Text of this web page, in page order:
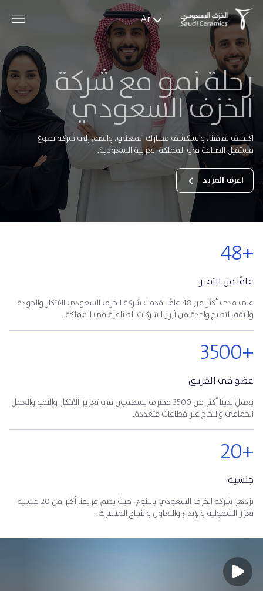
Ar
رحلة نمو مع شركة
الخزف السعودي
اكتشف ثقافتنا، واستكشف مسارك المهني، وانضم إلى شركة تصوغ
مستقبل الصناعة في المملكة العربية السعودية.
اعرف المزيد
48+
عامًا من التميز
على مدى أكثر من 48 عامًا، قدمت شركة الخزف السعودي الابتكار والجودة
والثقة، لتصبح واحدة من أبرز الشركات الصناعية في المملكة.
3500+
عضو في الفريق
يعمل لدينا أكثر من 3500 محترف يسهمون في تعزيز الابتكار والنمو والعمل
الجماعي والنجاح عبر قطاعات متعددة.
20+
جنسية
تزدهر شركة الخزف السعودي بالتنوع، حيث يضم فريقنا أكثر من 20 جنسية
تعزز الشمولية والإبداع والتعاون والنجاح المشترك.